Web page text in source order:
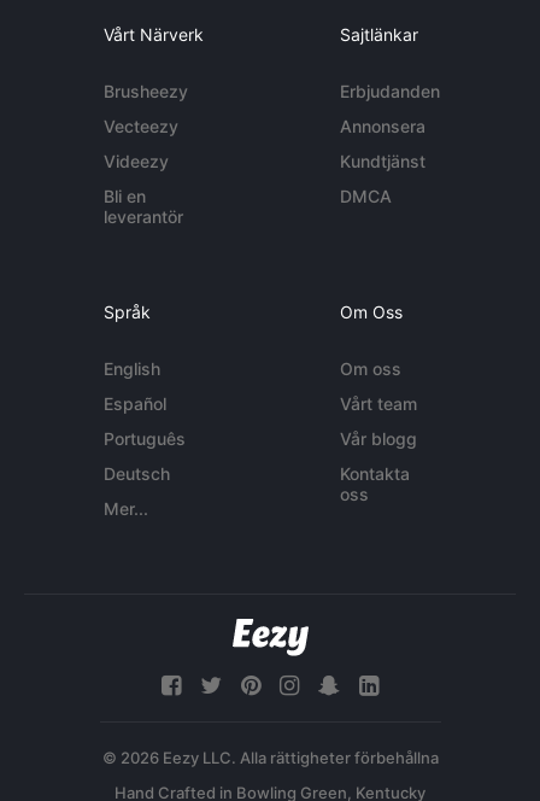
Vårt Närverk
Brusheezy
Vecteezy
Videezy
Bli en
leverantör
Sajtlänkar
Erbjudanden
Annonsera
Kundtjänst
DMCA
Språk
English
Español
Português
Deutsch
Mer...
Om Oss
Om oss
Vårt team
Vår blogg
Kontakta
oss
© 2026 Eezy LLC. Alla rättigheter förbehållna